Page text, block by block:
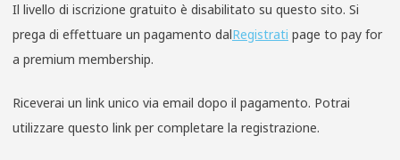
Il livello di iscrizione gratuito è disabilitato su questo sito. Si
prega di effettuare un pagamento dalRegistrati page to pay for
a premium membership.
Riceverai un link unico via email dopo il pagamento. Potrai
utilizzare questo link per completare la registrazione.